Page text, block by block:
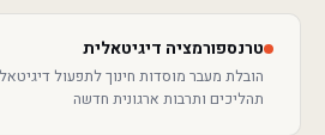
טרנספורמציה דיגיטאלית
הובלת מעבר מוסדות חינוך לתפעול
תהליכים ותרבות ארגונית חדשה